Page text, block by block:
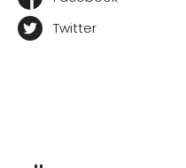
Twitter